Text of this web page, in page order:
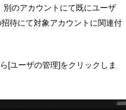
のアカウントにて既にユーザ
待にて対象アカウントに関連付
[ユーザの管理]をクリックしま